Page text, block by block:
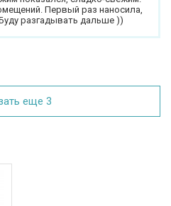
Первый раз наносила,
разгадывать дальше ))
еще 3